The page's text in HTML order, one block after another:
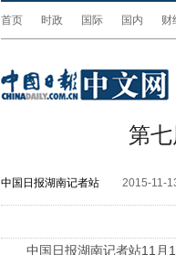
首页 时政 国际 国内 财
第
中国日报湖南记者站 2015-11-
中国日报湖南记者站11 月